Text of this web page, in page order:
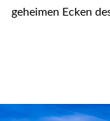
geheimen Ecken